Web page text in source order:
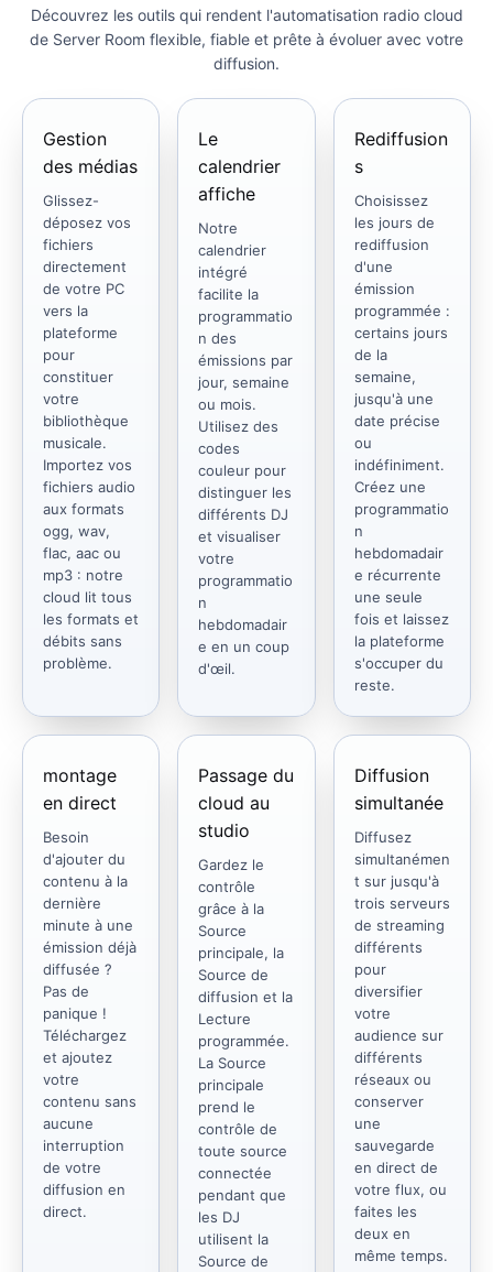
Découvrez les outils qui rendent l'automatisation radio cloud
de Server Room flexible, fiable et prête à évoluer avec votre
diffusion.
Gestion
des médias
Glissez-
déposez vos
fichiers
directement
de votre PC
vers la
plateforme
pour
constituer
votre
bibliothèque
musicale.
Importez vos
fichiers audio
aux formats
ogg, wav,
flac, aac ou
mp3 : notre
cloud lit tous
les formats et
débits sans
problème.
Le
calendrier
affiche
Notre
calendrier
intégré
facilite la
programmatio
n des
émissions par
jour, semaine
ou mois.
Utilisez des
codes
couleur pour
distinguer les
différents DJ
et visualiser
votre
programmatio
n
hebdomadair
e en un coup
d'œil.
Rediffusion
s
Choisissez
les jours de
rediffusion
d'une
émission
programmée :
certains jours
de la
semaine,
jusqu'à une
date précise
ou
indéfiniment.
Créez une
programmatio
n
hebdomadair
e récurrente
une seule
fois et laissez
la plateforme
s'occuper du
reste.
montage
en direct
Besoin
d'ajouter du
contenu à la
dernière
minute à une
émission déjà
diffusée ?
Pas de
panique !
Téléchargez
et ajoutez
votre
contenu sans
aucune
interruption
de votre
diffusion en
direct.
Passage du
cloud au
studio
Gardez le
contrôle
grâce à la
Source
principale, la
Source de
diffusion et la
Lecture
programmée.
La Source
principale
prend le
contrôle de
toute source
connectée
pendant que
les DJ
utilisent la
Source de
Diffusion
simultanée
Diffusez
simultanémen
t sur jusqu'à
trois serveurs
de streaming
différents
pour
diversifier
votre
audience sur
différents
réseaux ou
conserver
une
sauvegarde
en direct de
votre flux, ou
faites les
deux en
même temps.